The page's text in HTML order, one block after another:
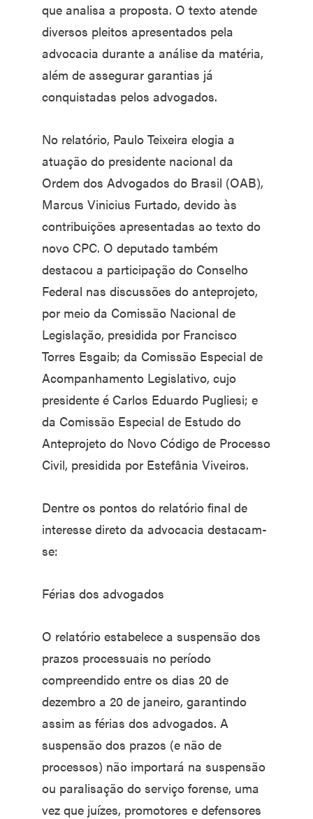
que analisa a proposta. O texto atende
diversos pleitos apresentados pela
advocacia durante a análise da matéria,
além de assegurar garantias já
conquistadas pelos advogados.
No relatório, Paulo Teixeira elogia a
atuação do presidente nacional da
Ordem dos Advogados do Brasil (OAB),
Marcus Vinicius Furtado, devido às
contribuições apresentadas ao texto do
novo CPC. O deputado também
destacou a participação do Conselho
Federal nas discussões do anteprojeto,
por meio da Comissão Nacional de
Legislação, presidida por Francisco
Torres Esgaib; da Comissão Especial de
Acompanhamento Legislativo, cujo
presidente é Carlos Eduardo Pugliesi; e
da Comissão Especial de Estudo do
Anteprojeto do Novo Código de Processo
Civil, presidida por Estefânia Viveiros.
Dentre os pontos do relatório final de
interesse direto da advocacia destacam-
se:
Férias dos advogados
O relatório estabelece a suspensão dos
prazos processuais no período
compreendido entre os dias 20 de
dezembro a 20 de janeiro, garantindo
assim as férias dos advogados. A
suspensão dos prazos (e não de
processos) não importará na suspensão
ou paralisação do serviço forense, uma
vez que juízes, promotores e defensores